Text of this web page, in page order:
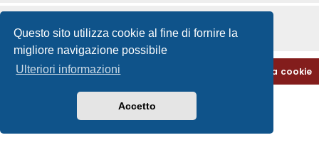
Questo sito utilizza cookie al fine di fornire la
migliore navigazione possibile
Ulteriori informazioni
Accetto
Home Indice Cancella cookie